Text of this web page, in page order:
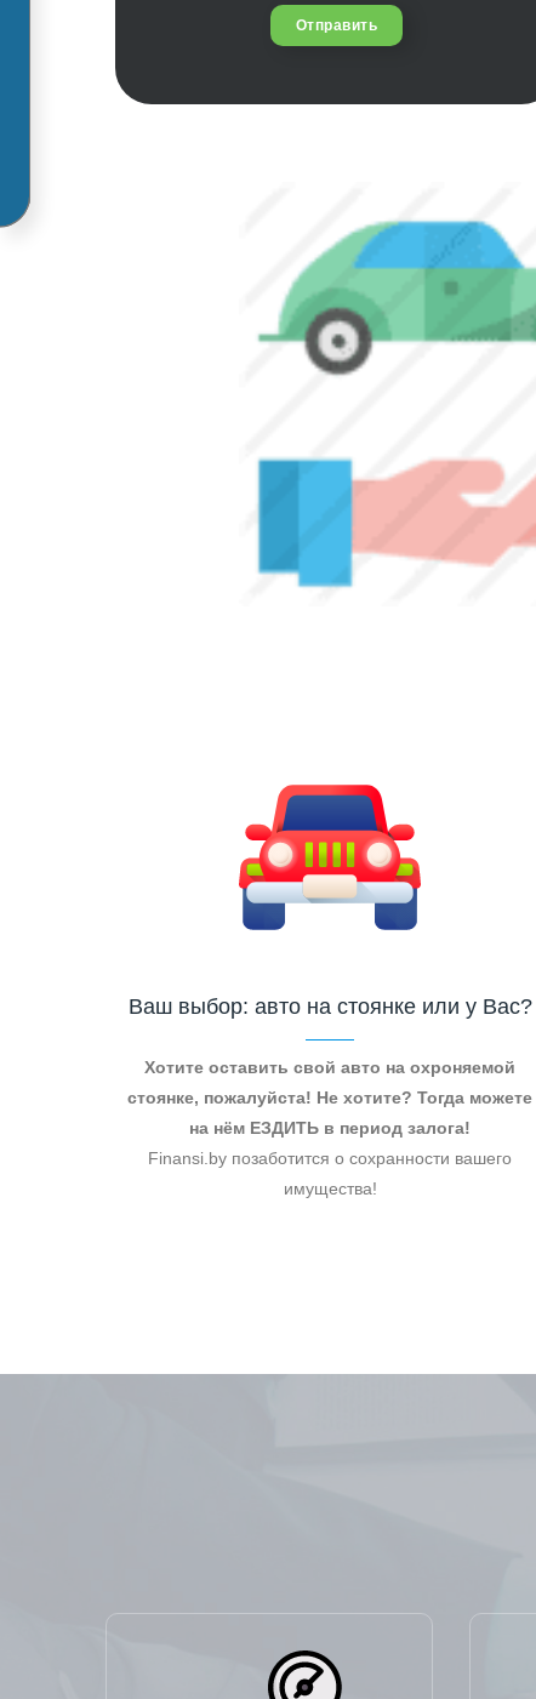
Отправить
Ваш выбор: авто на стоянке или у Вас?
Хотите оставить свой авто на охроняемой
стоянке, пожалуйста! Не хотите? Тогда можете
на нём ЕЗДИТЬ в период залога!
Finansi.by позаботится о сохранности вашего
имущества!